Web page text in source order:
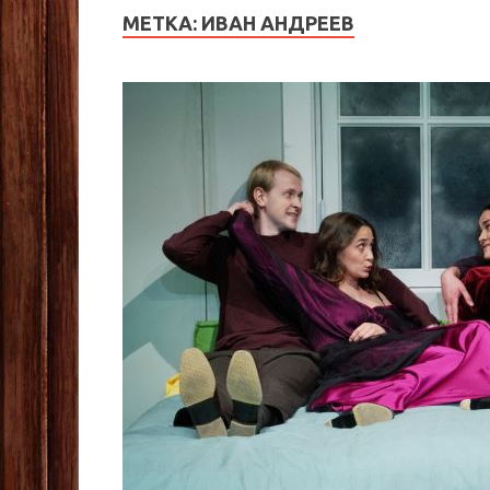
МЕТКА: ИВАН АНДРЕЕВ